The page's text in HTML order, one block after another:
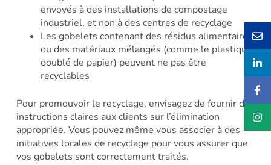
envoyés à des installations de compostage
industriel, et non à des centres de recyclage
Les gobelets contenant des résidus alimentaires
ou des matériaux mélangés (comme le plastique
doublé de papier) peuvent ne pas être
recyclables
Pour promouvoir le recyclage, envisagez de fournir des
instructions claires aux clients sur l’élimination
appropriée. Vous pouvez même vous associer à des
initiatives locales de recyclage pour vous assurer que
vos gobelets sont correctement traités.